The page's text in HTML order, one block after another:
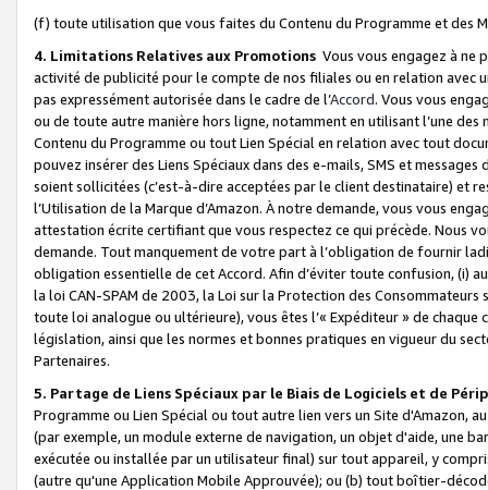
(f) toute utilisation que vous faites du Contenu du Programme et des
4. Limitations Relatives aux Promotions Vous vous engagez à ne
activité de publicité pour le compte de nos filiales ou en relation avec
pas expressément autorisée dans le cadre de l’Accord. Vous vous
ou de toute autre manière hors ligne, notamment en utilisant l’une
Contenu du Programme ou tout Lien Spécial en relation avec tout
pouvez insérer des Liens Spéciaux dans des e-mails, SMS et
soient sollicitées (c’est-à-dire acceptées par le client destinataire) et
l’Utilisation de la Marque d’Amazon. À notre demande, vous vous
attestation écrite certifiant que vous respectez ce qui précède. Nous
demande. Tout manquement de votre part à l’obligation de fournir
obligation essentielle de cet Accord. Afin d’éviter toute confusion, (i)
la loi CAN-SPAM de 2003, la Loi sur la Protection des
toute loi analogue ou ultérieure), vous êtes l’« Expéditeur » de
législation, ainsi que les normes et bonnes pratiques en vigueur du
Partenaires.
5. Partage de Liens Spéciaux par le Biais de Logiciels et de
Programme ou Lien Spécial ou tout autre lien vers un Site d'Amazon,
(par exemple, un module externe de navigation, un objet d'aide, une
exécutée ou installée par un utilisateur final) sur tout appareil, y
(autre qu'une Application Mobile Approuvée); ou (b) tout boîtier-